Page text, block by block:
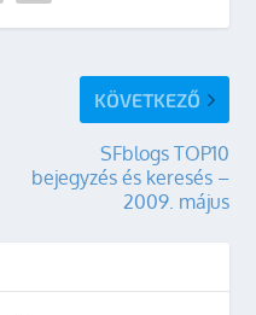
KÖVETKEZŐ
SFblogs TOP10
bejegyzés és keresés –
2009. május